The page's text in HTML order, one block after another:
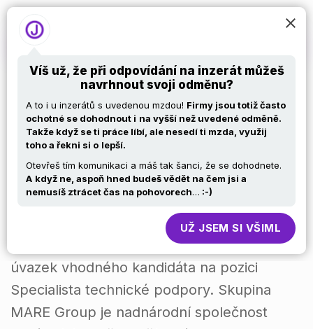
Specialista
technické podpory
/ poloviční úvazek
Pro českou pobočku italské skupiny Mare
Group v Jihlavě hledáme na poloviční
úvazek vhodného kandidáta na pozici
Specialista technické podpory. Skupina
MARE Group je nadnárodní společnost
Víš už, že při odpovídání na inzerát můžeš
navrhnout svoji odměnu?
A to i u inzerátů s uvedenou mzdou! Firmy jsou totiž často
ochotné se dohodnout i na vyšší než uvedené odměně.
Takže když se ti práce líbí, ale nesedí ti mzda, využij
toho a řekni si o lepší.
Otevřeš tím komunikaci a máš tak šanci, že se dohodnete.
A když ne, aspoň hned budeš vědět na čem jsi a
nemusíš ztrácet čas na pohovorech… :-)
UŽ JSEM SI VŠIML